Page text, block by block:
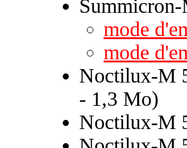
mode
mode
Noctilux-M
- 1,3 Mo)
Noctilux-M